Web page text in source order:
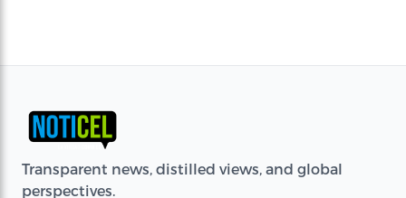
Transparent news, distilled views, and global
perspectives.